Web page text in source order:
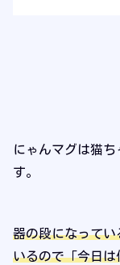
にゃんマグは猫
す。
器の段になって
いるので「今日